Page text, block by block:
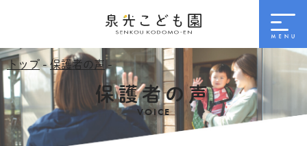
トップ -保護者の声 -
保護者の声
VOICE